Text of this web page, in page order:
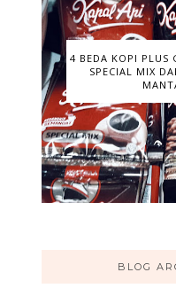
4 BEDA KOPI PLUS
SPECIAL MIX
BLOG